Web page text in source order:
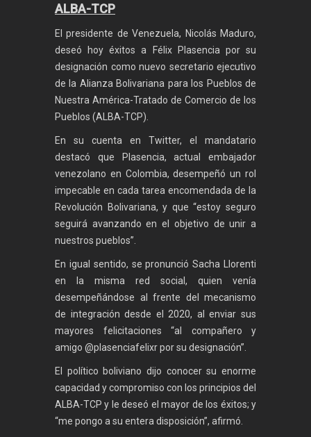
ALBA-TCP
El presidente de Venezuela, Nicolás Maduro,
deseó hoy éxitos a Félix Plasencia por su
designación como nuevo secretario ejecutivo
de la Alianza Bolivariana para los Pueblos de
Nuestra América-Tratado de Comercio de los
Pueblos (ALBA-TCP).
En su cuenta en Twitter, el mandatario
destacó que Plasencia, actual embajador
venezolano en Colombia, desempeñó un rol
impecable en cada tarea encomendada de la
Revolución Bolivariana, y que “estoy seguro
seguirá avanzando en el objetivo de unir a
nuestros pueblos”.
En igual sentido, se pronunció Sacha Llorenti
en la misma red social, quien venía
desempeñándose al frente del mecanismo
de integración desde el 2020, al enviar sus
mayores felicitaciones “al compañero y
amigo @plasenciafelixr por su designación”.
El político boliviano dijo conocer su enorme
capacidad y compromiso con los principios del
ALBA-TCP y le deseó el mayor de los éxitos; y
“me pongo a su entera disposición”, afirmó.